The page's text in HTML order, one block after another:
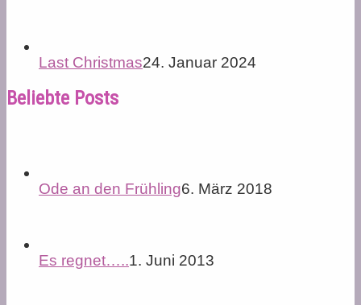
Last Christmas24. Januar 2024
Beliebte Posts
Ode an den Frühling6. März 2018
Es regnet…..1. Juni 2013